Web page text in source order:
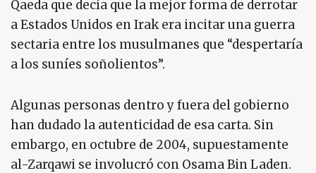
Qaeda que decía que la mejor forma de derrotar
a Estados Unidos en Irak era incitar una guerra
sectaria entre los musulmanes que “despertaría
a los suníes soñolientos”.
Algunas personas dentro y fuera del gobierno
han dudado la autenticidad de esa carta. Sin
embargo, en octubre de 2004, supuestamente
al-Zarqawi se involucró con Osama Bin Laden.